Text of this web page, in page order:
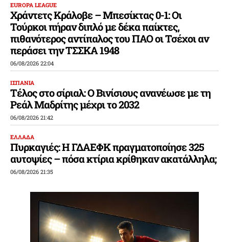
EUROPA LEAGUE
Χράντετς Κράλοβε – Μπεσίκτας 0-1: Οι
Τούρκοι πήραν διπλό με δέκα παίκτες,
πιθανότερος αντίπαλος του ΠΑΟ οι Τσέχοι αν
περάσει την ΤΣΣΚΑ 1948
06/08/2026 22:04
ΙΣΠΑΝΙΑ
Τέλος στο σίριαλ: Ο Βινίσιους ανανέωσε με τη
Ρεάλ Μαδρίτης μέχρι το 2032
06/08/2026 21:42
ΕΛΛΑΔΑ
Πυρκαγιές: Η ΓΔΑΕΦΚ πραγματοποίησε 325
αυτοψίες – πόσα κτίρια κρίθηκαν ακατάλληλα;
06/08/2026 21:35